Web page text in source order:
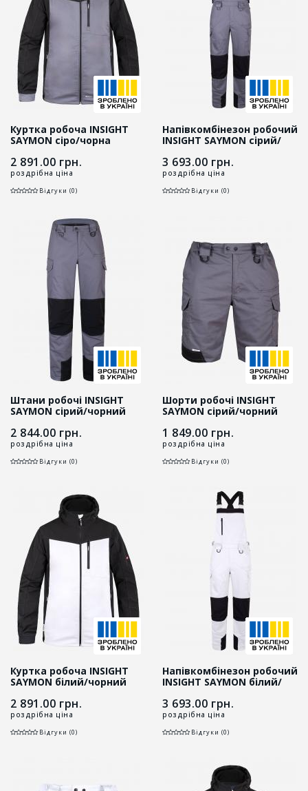
Куртка робоча INSIGHT
SAYMON cіро/чорна
2 891.00 грн.
роздрібна ціна
Відгуки (0)
Напівкомбінезон робочий
INSIGHT SAYMON сірий/
3 693.00 грн.
роздрібна ціна
Відгуки (0)
Штани робочі INSIGHT
SAYMON cірий/чорний
2 844.00 грн.
роздрібна ціна
Відгуки (0)
Шорти робочі INSIGHT
SAYMON cірий/чорний
1 849.00 грн.
роздрібна ціна
Відгуки (0)
Куртка робоча INSIGHT
SAYMON білий/чорний
2 891.00 грн.
роздрібна ціна
Відгуки (0)
Напівкомбінезон робочий
INSIGHT SAYMON білий/
3 693.00 грн.
роздрібна ціна
Відгуки (0)